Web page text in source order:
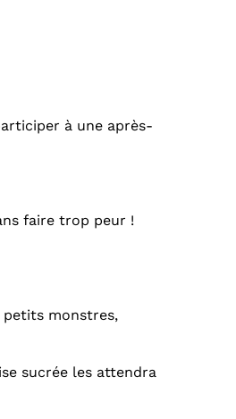
à une après-
faire trop peur !
petits monstres,
sucrée les attendra